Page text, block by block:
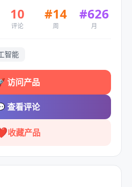
10
评论
#14
周
#626
月
智能
访问产品
查看评论
收藏产品